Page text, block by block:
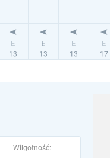
Wilgotność: